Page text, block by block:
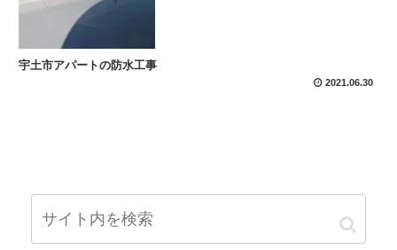
宇土市アパートの防水工事
2021.06.30